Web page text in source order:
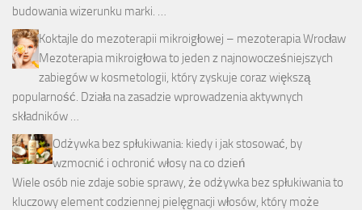
budowania wizerunku marki. …
Koktajle do mezoterapii mikroigłowej – mezoterapia Wrocław
Mezoterapia mikroigłowa to jeden z najnowocześniejszych
zabiegów w kosmetologii, który zyskuje coraz większą
popularność. Działa na zasadzie wprowadzenia aktywnych
składników …
Odżywka bez spłukiwania: kiedy i jak stosować, by
wzmocnić i ochronić włosy na co dzień
Wiele osób nie zdaje sobie sprawy, że odżywka bez spłukiwania to
kluczowy element codziennej pielęgnacji włosów, który może